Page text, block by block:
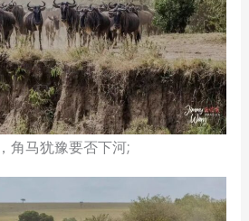
角马犹豫要否下河;